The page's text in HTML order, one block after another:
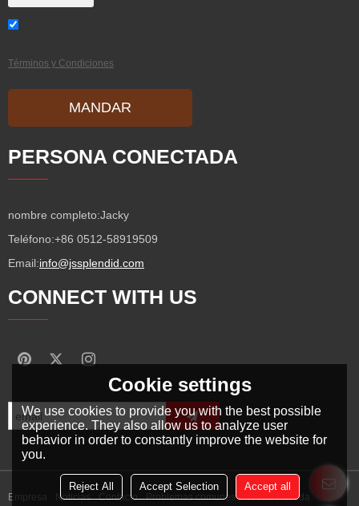
Términos y Condiciones
MANDAR
PERSONA CONECTADA
nombre completo:Jacky
Teléfono:+86 0512-58919509
Email:info@jssplendid.com
CONNECT WITH US
Empresa Noticias Contacto Problemas comunes Noticia Privada
Cookie settings
We use cookies to provide you with the best possible
experience. They also allow us to analyze user
behavior in order to constantly improve the website for
you.
Reject All Accept Selection Accept all